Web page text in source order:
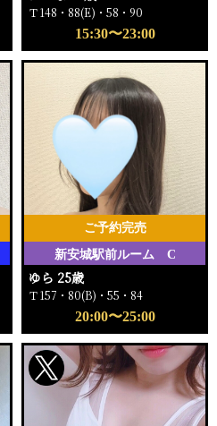
Ｔ148・88(E)・58・90
15:30〜23:00
新安城駅前ルーム C
ご予約完売
ゆら 25歳
Ｔ157・80(B)・55・84
20:00〜25:00